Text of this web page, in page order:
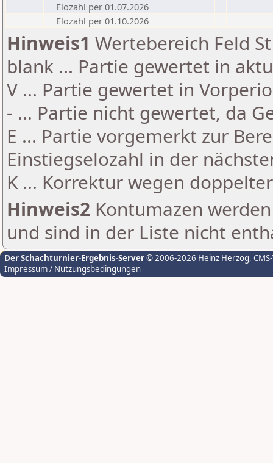
Elozahl per 01.07.2026
Elozahl per 01.10.2026
Hinweis1 Wertebereich Feld
blank ... Partie gewertet in
V ... Partie gewertet in
- ... Partie nicht gewertet, da
E ... Partie vorgemerkt zur
Einstiegselozahl in der
K ... Korrektur wegen
Hinweis2 Kontumazen
und sind in der Liste nicht
Der Schachturnier-Ergebnis-Server© 2006-2026 Heinz Herzog,
Impressum / Nutzungsbedingungen